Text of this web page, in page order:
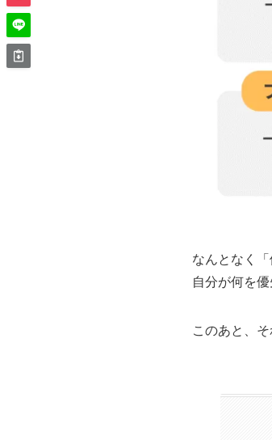
なんとなく「
自分が何を
このあと、